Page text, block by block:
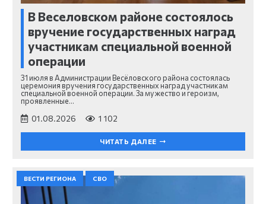
В Веселовском районе состоялось
вручение государственных наград
участникам специальной военной
операции
31 июля в Администрации Весёловского района состоялась
церемония вручения государственных наград участникам
специальной военной операции. За мужество и героизм,
проявленные…
01.08.2026 1 102
ЧИТАТЬ ДАЛЕЕ
ВЕСТИ РЕГИОНА СВО